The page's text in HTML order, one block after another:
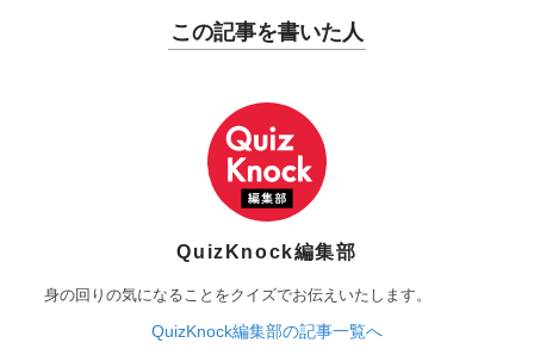
この記事を書いた人
QuizKnock編集部
身の回りの気になることをクイズでお伝えいたします。
QuizKnock編集部の記事一覧へ